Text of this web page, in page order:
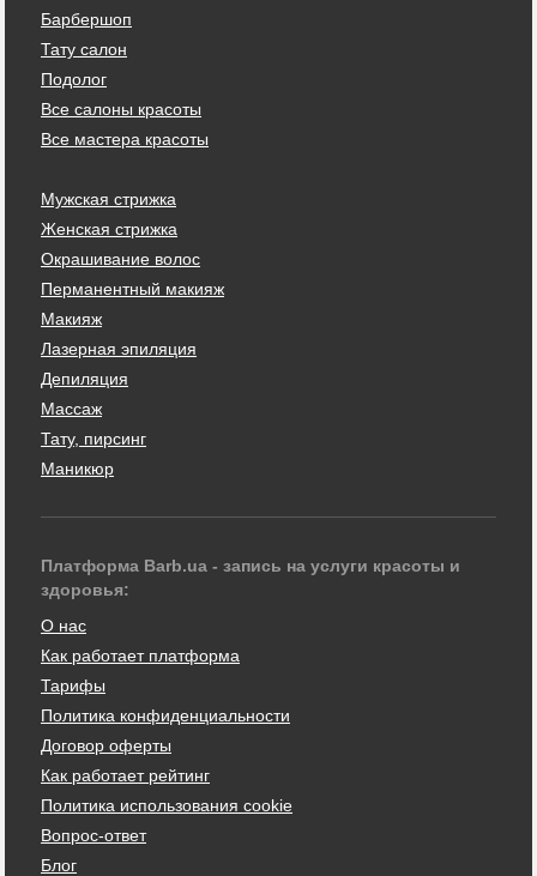
Барбершоп
Тату салон
Подолог
Все салоны красоты
Все мастера красоты
Мужская стрижка
Женская стрижка
Окрашивание волос
Перманентный макияж
Макияж
Лазерная эпиляция
Депиляция
Массаж
Тату, пирсинг
Маникюр
Платформа Barb.ua - запись на услуги красоты и
здоровья:
О нас
Как работает платформа
Тарифы
Политика конфиденциальности
Договор оферты
Как работает рейтинг
Политика использования cookie
Вопрос-ответ
Блог